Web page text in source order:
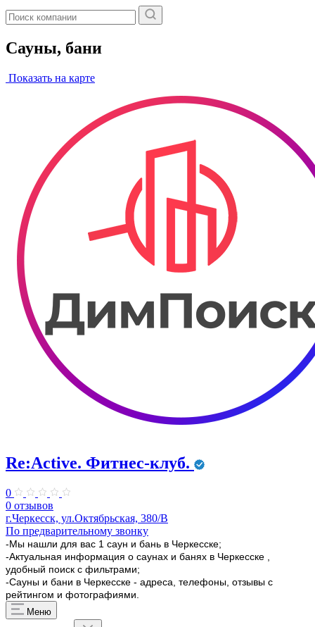
Сауны, бани
Показать на карте
Re:Active. Фитнес-клуб.
0
0 отзывов
г.Черкесск, ул.Октябрьская, 380/В
По предварительному звонку
-Мы нашли для вас 1 саун и бань в Черкесске;
-Актуальная информация о саунах и банях в Черкесске ,
удобный поиск с фильтрами;
-Сауны и бани в Черкесске - адреса, телефоны, отзывы с
рейтингом и фотографиями.
Меню